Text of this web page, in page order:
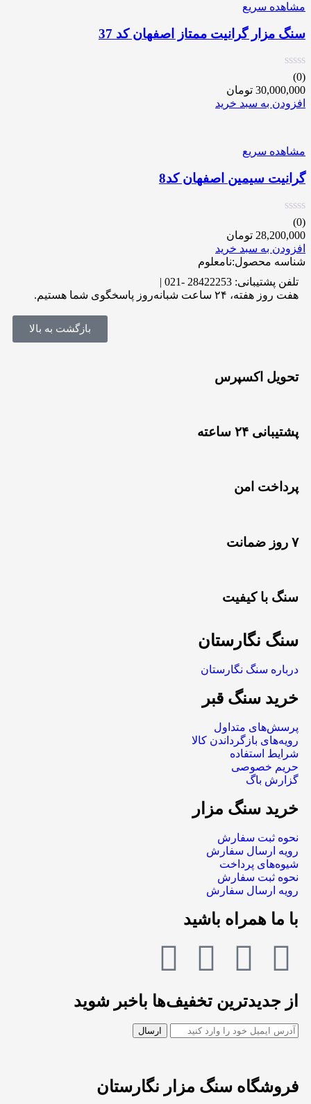
مشاهده سریع
سنگ مزار گرانیت ممتاز اصفهان کد 37
(0)
30,000,000 تومان
افزودن به سبد خرید
مشاهده سریع
گرانیت سیمین اصفهان کد8
(0)
28,200,000 تومان
افزودن به سبد خرید
شناسه محصول:نامعلوم
تلفن پشتیبانی: 28422253 -021 |
هفت روز هفته، ۲۴ ساعت شبانه‌روز پاسخگوی شما هستیم.
بازگشت به بالا
تحویل اکسپرس
پشتیبانی ۲۴ ساعته
پرداخت امن
۷ روز ضمانت
سنگ با کیفیت
سنگ نگارستان
درباره سنگ نگارستان
خرید سنگ قبر
پرسش‌های متداول
رویه‌های بازگرداندن کالا
شرایط استفاده
حریم خصوصی
گزارش باگ
خرید سنگ مزار
نحوه ثبت سفارش
رویه ارسال سفارش
شیوه‌های پرداخت
نحوه ثبت سفارش
رویه ارسال سفارش
با ما همراه باشید
از جدیدترین تخفیف‌ها باخبر شوید
فروشگاه سنگ مزار نگارستان